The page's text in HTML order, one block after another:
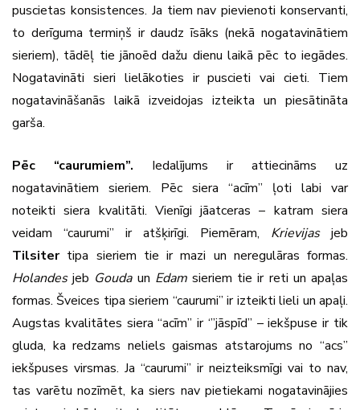
puscietas konsistences. Ja tiem nav pievienoti konservanti,
to derīguma termiņš ir daudz īsāks (nekā nogatavinātiem
sieriem), tādēļ tie jānoēd dažu dienu laikā pēc to iegādes.
Nogatavināti sieri lielākoties ir puscieti vai cieti. Tiem
nogatavināšanās laikā izveidojas izteikta un piesātināta
garša.
Pēc “caurumiem”. Iedalījums ir attiecināms uz
nogatavinātiem sieriem. Pēc siera “acīm” ļoti labi var
noteikti siera kvalitāti. Vienīgi jāatceras – katram siera
veidam “caurumi” ir atšķirīgi. Piemēram, Krievijasjeb
Tilsitertipa sieriem tie ir mazi un neregulāras formas.
Holandesjeb Goudaun Edamsieriem tie ir reti un apaļas
formas. Šveices tipa sieriem “caurumi” ir izteikti lieli un apaļi.
Augstas kvalitātes siera “acīm” ir ‘”jāspīd’’ – iekšpuse ir tik
gluda, ka redzams neliels gaismas atstarojums no “acs”
iekšpuses virsmas. Ja “caurumi” ir neizteiksmīgi vai to nav,
tas varētu nozīmēt, ka siers nav pietiekami nogatavinājies